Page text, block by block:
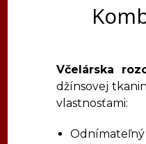
Včelárska
džínsovej
vlastnosťami: